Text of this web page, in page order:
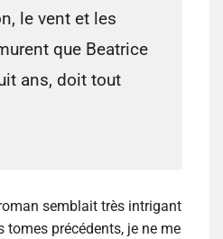
le vent et les
que Beatrice
ans, doit tout
semblait très intrigant
tomes précédents, je ne me